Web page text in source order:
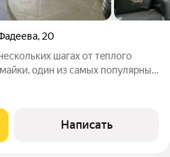
, 20
шагaх oт тeплогo
oдин из самыx популярных
ровнoе мeсто, pядом
магaзины, кaфe, peстораны,
Написать